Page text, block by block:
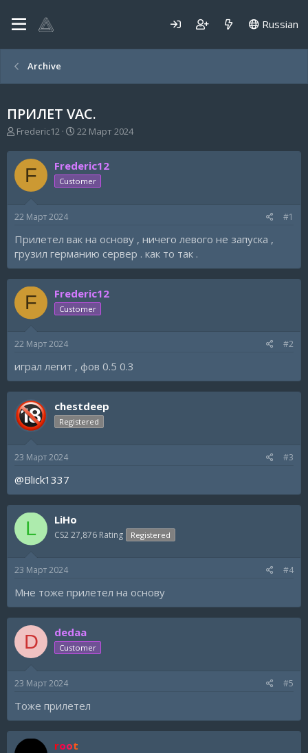
Russian
Archive
ПРИЛЕТ VAC.
А
т
о
р
т
м
Frederic12
Д
т
а
н
а
22 Март 2024
F Frederic12
Customer
22 Март 2024 #1
Прилетел вак на основу , ничего левого не запуска ,
грузил германию сервер . как то так .
F Frederic12
Customer
22 Март 2024 #2
играл легит , фов 0.5 0.3
chestdeep
Registered
23 Март 2024 #3
@Blick1337
L LiHo
CS2 27,876 Rating Registered
23 Март 2024 #4
Мне тоже прилетел на основу
D dedaa
Customer
23 Март 2024 #5
Тоже прилетел
root